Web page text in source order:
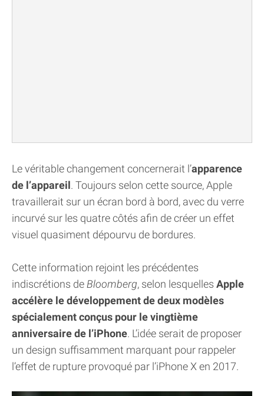
Le véritable changement concernerait l’apparence
de l’appareil. Toujours selon cette source, Apple
travaillerait sur un écran bord à bord, avec du verre
incurvé sur les quatre côtés afin de créer un effet
visuel quasiment dépourvu de bordures.
Cette information rejoint les précédentes
indiscrétions de Bloomberg, selon lesquelles Apple
accélère le développement de deux modèles
spécialement conçus pour le vingtième
anniversaire de l’iPhone. L’idée serait de proposer
un design suffisamment marquant pour rappeler
l’effet de rupture provoqué par l’iPhone X en 2017.